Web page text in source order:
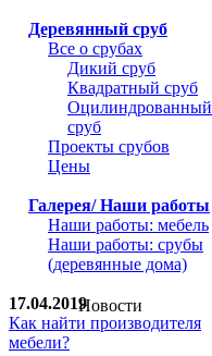
Деревянный сруб
Все о срубах
Дикий сруб
Квадратный сруб
Оцилиндрованный
сруб
Проекты срубов
Цены
Галерея/ Наши работы
Наши работы: мебель
Наши работы: срубы
(деревянные дома)
Новости
17.04.2019
Как найти производителя
мебели?